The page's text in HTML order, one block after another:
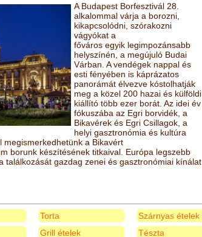
A Budapest Borfesztivál 28.
alkalommal várja a borozni,
kikapcsolódni, szórakozni
vágyókat a
főváros egyik legimpozánsabb
helyszínén, a megújuló Budai
Várban. A vendégek nappal és
esti fényében is káprázatos
panorámát élvezve kóstolhatják
meg a közel 200 hazai és külföldi
kiállító több ezer borát. Az idei év
fókuszába az Egri borvidék, a
Bikavérek és Egri Csillagok, a
helyi gasztronómia és kultúra
megismerkedhetünk a Bikavért
borunk készítésének titkaival. Európa legszebb
találkozását gazdag zenei és gasztronómiai kínálat
Torta
Grill ételek
Szárnyas ételek
Tészta